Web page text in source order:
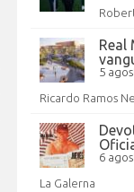
Real
5
Ricardo Ramos
6
La Galerna